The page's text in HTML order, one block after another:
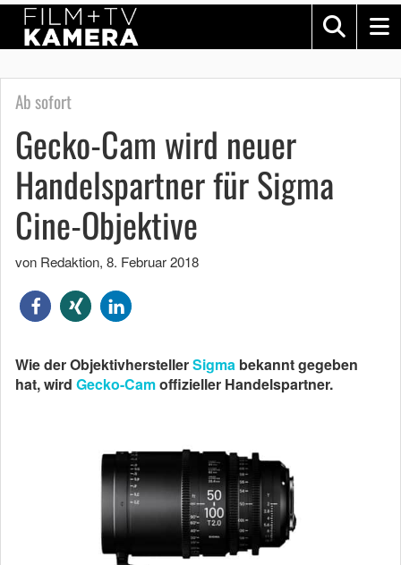
Ab sofort
Gecko-Cam wird neuer
Handelspartner für Sigma
Cine-Objektive
von Redaktion, 8. Februar 2018
Wie der ObjektivherstellerSigma bekannt gegeben
hat, wird Gecko-Camoffizieller Handelspartner.